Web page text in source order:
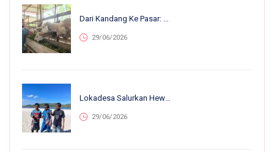
Dari Kandang Ke Pasar: 13 Anakan Lahir Dalam Sebulan, Nirvana Farm Bumiroso Tunjukkan Perkembangan Pesat
29/06/2026
Lokadesa Salurkan Hewan Kurban Ke 75.138 Warga Pelosok Di 25 Provinsi
29/06/2026